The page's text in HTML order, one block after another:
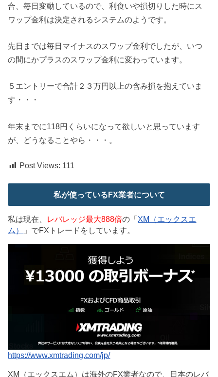
合、毎日変動しているので、利食いや損切りした時にス
ワップ金利は決定されるシステムのようです。
先日までは毎日マイナスのスワップ金利でしたが、いつ
の間にかプラスのスワップ金利に変わっています。
５エントリーで合計２３万円以上の含み損を抱えていま
す・・・
年末までに118円くらいになって欲しいと思っています
が、どうなることやら・・・。
Post Views: 111
私が使っているFX業者について
私は現在、 レバレッジ最大888倍の「 XM（エックスエ
ム）
」でFXトレードをしています。
https://www.xmtrading.com/jp/
XM（エックスエム）は海外のFX業者なので、日本のレバ